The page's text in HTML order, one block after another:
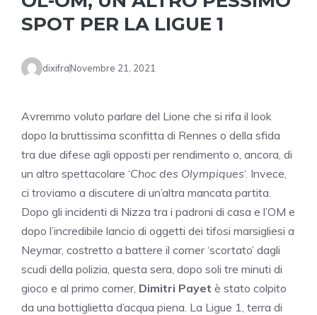
SPOT PER LA LIGUE 1
dixifraNovembre 21, 2021
Avremmo voluto parlare del Lione che si rifa il look
dopo la bruttissima sconfitta di Rennes o della sfida
tra due difese agli opposti per rendimento o, ancora, di
un altro spettacolare ‘Choc des Olympiques‘. Invece,
ci troviamo a discutere di un’altra mancata partita.
Dopo gli incidenti di Nizza tra i padroni di casa e l’OM e
dopo l’incredibile lancio di oggetti dei tifosi marsigliesi a
Neymar, costretto a battere il corner ‘scortato’ dagli
scudi della polizia, questa sera, dopo soli tre minuti di
gioco e al primo corner, Dimitri Payet è stato colpito
da una bottiglietta d’acqua piena. La Ligue 1, terra di